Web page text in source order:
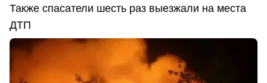
Также спасатели шесть раз выезжали на места
ДТП